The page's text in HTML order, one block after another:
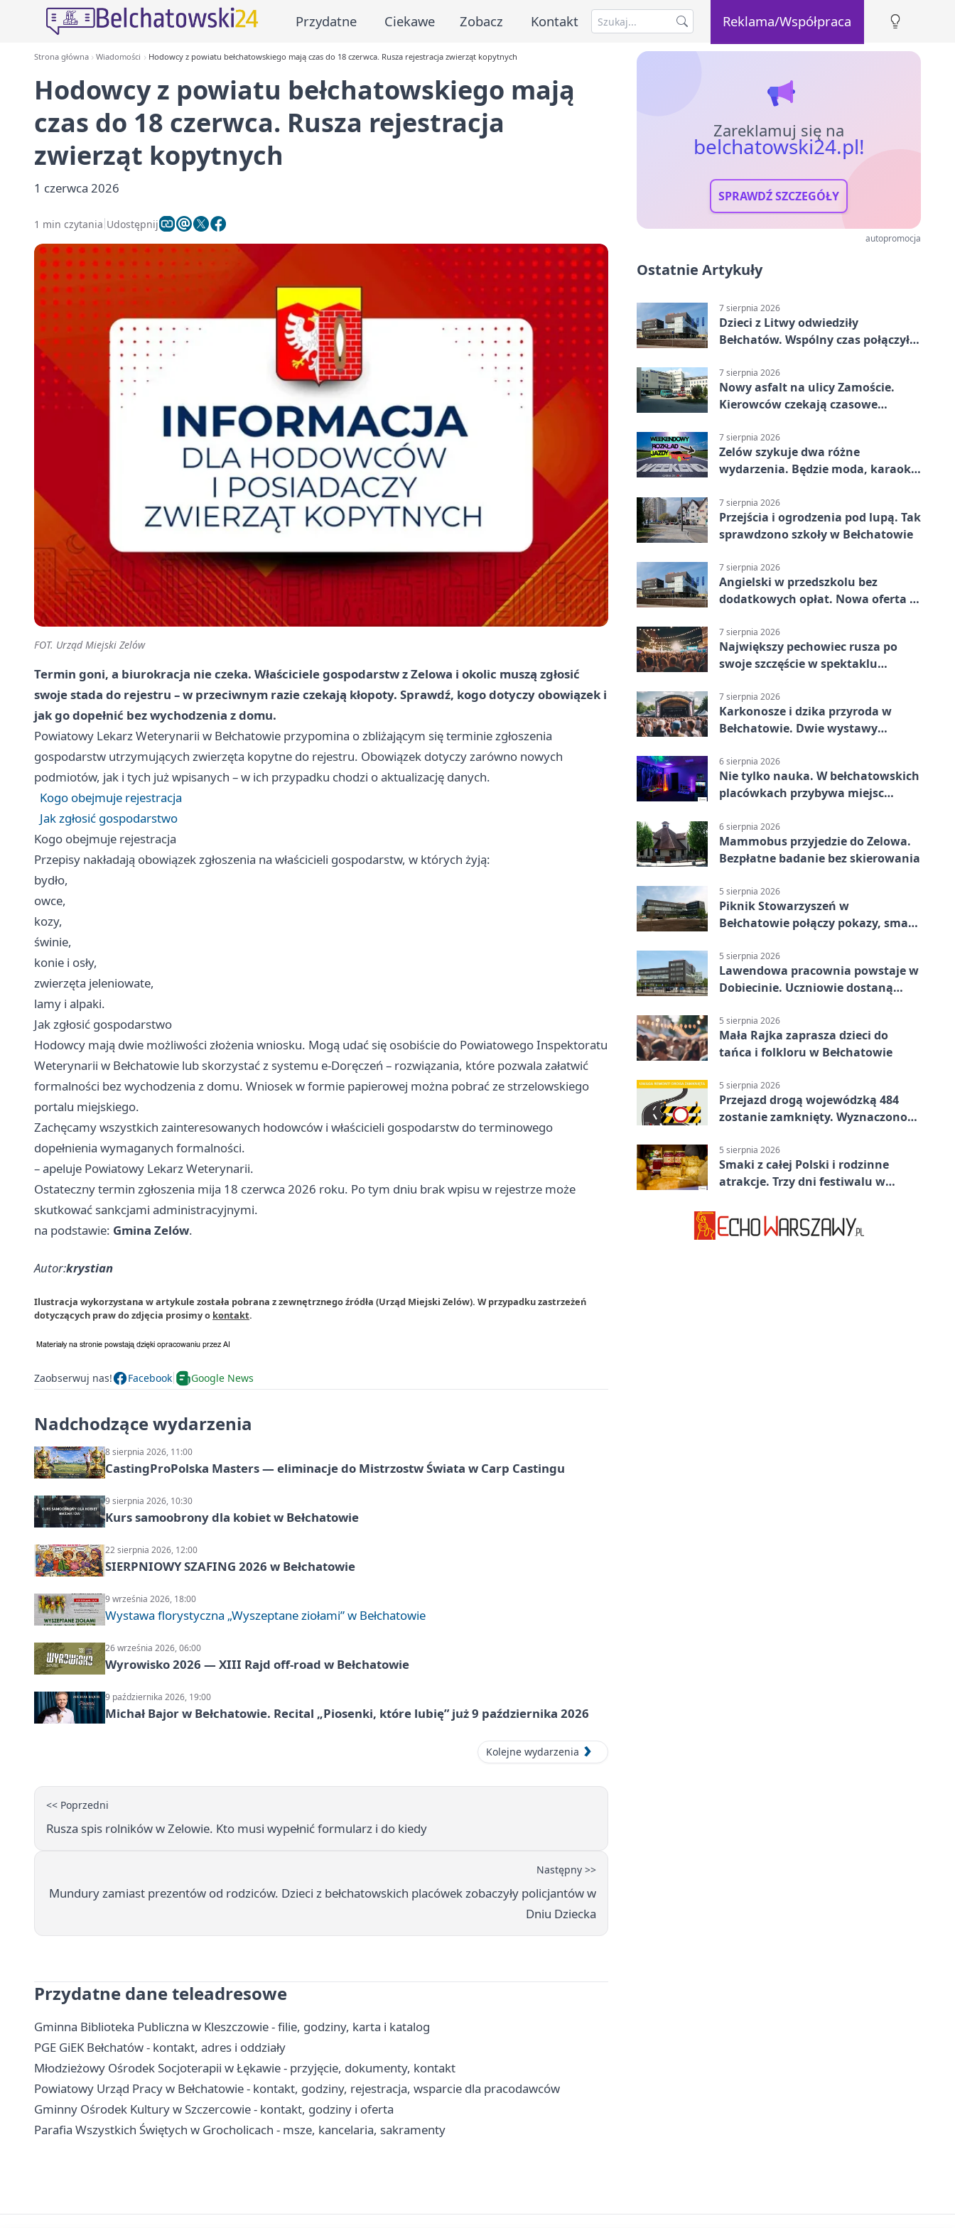
Przydatne Ciekawe Zobacz Kontakt Reklama/Współpraca
Strona główna Wiadomości Hodowcy z powiatu bełchatowskiego mają czas do 18 czerwca. Rusza rejestracja zwierząt kopytnych
Hodowcy z powiatu bełchatowskiego mają
czas do 18 czerwca. Rusza rejestracja
zwierząt kopytnych
1 czerwca 2026
1 min czytania Udostępnij
FOT. Urząd Miejski Zelów
Termin goni, a biurokracja nie czeka. Właściciele gospodarstw z Zelowa i okolic muszą zgłosić
swoje stada do rejestru – w przeciwnym razie czekają kłopoty. Sprawdź, kogo dotyczy obowiązek i
jak go dopełnić bez wychodzenia z domu.
Powiatowy Lekarz Weterynarii w Bełchatowie przypomina o zbliżającym się terminie zgłoszenia
gospodarstw utrzymujących zwierzęta kopytne do rejestru. Obowiązek dotyczy zarówno nowych
podmiotów, jak i tych już wpisanych – w ich przypadku chodzi o aktualizację danych.
Kogo obejmuje rejestracja
Jak zgłosić gospodarstwo
Kogo obejmuje rejestracja
Przepisy nakładają obowiązek zgłoszenia na właścicieli gospodarstw, w których żyją:
bydło,
owce,
kozy,
świnie,
konie i osły,
zwierzęta jeleniowate,
lamy i alpaki.
Jak zgłosić gospodarstwo
Hodowcy mają dwie możliwości złożenia wniosku. Mogą udać się osobiście do Powiatowego Inspektoratu
Weterynarii w Bełchatowie lub skorzystać z systemu e-Doręczeń – rozwiązania, które pozwala załatwić
formalności bez wychodzenia z domu. Wniosek w formie papierowej można pobrać ze strzelowskiego
portalu miejskiego.
Zachęcamy wszystkich zainteresowanych hodowców i właścicieli gospodarstw do terminowego
dopełnienia wymaganych formalności.
– apeluje Powiatowy Lekarz Weterynarii.
Ostateczny termin zgłoszenia mija 18 czerwca 2026 roku. Po tym dniu brak wpisu w rejestrze może
skutkować sankcjami administracyjnymi.
na podstawie: Gmina Zelów.
Autor:krystian
Ilustracja wykorzystana w artykule została pobrana z zewnętrznego źródła (Urząd Miejski Zelów). W przypadku zastrzeżeń
dotyczących praw do zdjęcia prosimy o kontakt.
Zaobserwuj nas! Facebook Google News
Nadchodzące wydarzenia
8 sierpnia 2026, 11:00
CastingProPolska Masters — eliminacje do Mistrzostw Świata w Carp Castingu
9 sierpnia 2026, 10:30
Kurs samoobrony dla kobiet w Bełchatowie
22 sierpnia 2026, 12:00
SIERPNIOWY SZAFING 2026 w Bełchatowie
9 września 2026, 18:00
Wystawa florystyczna „Wyszeptane ziołami” w Bełchatowie
26 września 2026, 06:00
Wyrowisko 2026 — XIII Rajd off‑road w Bełchatowie
9 października 2026, 19:00
Michał Bajor w Bełchatowie. Recital „Piosenki, które lubię” już 9 października 2026
Kolejne wydarzenia
<< Poprzedni
Rusza spis rolników w Zelowie. Kto musi wypełnić formularz i do kiedy
Następny >>
Mundury zamiast prezentów od rodziców. Dzieci z bełchatowskich placówek zobaczyły policjantów w
Dniu Dziecka
Przydatne dane teleadresowe
Gminna Biblioteka Publiczna w Kleszczowie - filie, godziny, karta i katalog
PGE GiEK Bełchatów - kontakt, adres i oddziały
Młodzieżowy Ośrodek Socjoterapii w Łękawie - przyjęcie, dokumenty, kontakt
Powiatowy Urząd Pracy w Bełchatowie - kontakt, godziny, rejestracja, wsparcie dla pracodawców
Gminny Ośrodek Kultury w Szczercowie - kontakt, godziny i oferta
Parafia Wszystkich Świętych w Grocholicach - msze, kancelaria, sakramenty
Zareklamuj się na
belchatowski24.pl!
SPRAWDŹ SZCZEGÓŁY
autopromocja
Ostatnie Artykuły
7 sierpnia 2026
Dzieci z Litwy odwiedziły
Bełchatów. Wspólny czas połączył
7 sierpnia 2026
Nowy asfalt na ulicy Zamoście.
Kierowców czekają czasowe
7 sierpnia 2026
Zelów szykuje dwa różne
wydarzenia. Będzie moda, karaoke
7 sierpnia 2026
Przejścia i ogrodzenia pod lupą. Tak
sprawdzono szkoły w Bełchatowie
7 sierpnia 2026
Angielski w przedszkolu bez
dodatkowych opłat. Nowa oferta w
7 sierpnia 2026
Największy pechowiec rusza po
swoje szczęście w spektaklu
7 sierpnia 2026
Karkonosze i dzika przyroda w
Bełchatowie. Dwie wystawy
6 sierpnia 2026
Nie tylko nauka. W bełchatowskich
placówkach przybywa miejsc
6 sierpnia 2026
Mammobus przyjedzie do Zelowa.
Bezpłatne badanie bez skierowania
5 sierpnia 2026
Piknik Stowarzyszeń w
Bełchatowie połączy pokazy, smaki
5 sierpnia 2026
Lawendowa pracownia powstaje w
Dobiecinie. Uczniowie dostaną
5 sierpnia 2026
Mała Rajka zaprasza dzieci do
tańca i folkloru w Bełchatowie
5 sierpnia 2026
Przejazd drogą wojewódzką 484
zostanie zamknięty. Wyznaczono
5 sierpnia 2026
Smaki z całej Polski i rodzinne
atrakcje. Trzy dni festiwalu w